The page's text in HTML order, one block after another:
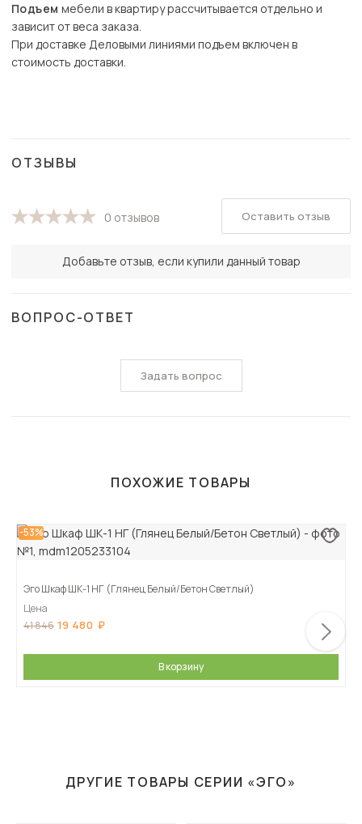
Подъем мебели в квартиру рассчитывается отдельно и
зависит от веса заказа.
При доставке Деловыми линиями подъем включен в
стоимость доставки.
ОТЗЫВЫ
0 отзывов
Добавьте отзыв, если купили данный товар
Оставить отзыв
ВОПРОС-ОТВЕТ
Задать вопрос
ПОХОЖИЕ ТОВАРЫ
-53%
Эго Шкаф ШК-1 НГ (Глянец Белый/Бетон Светлый)
Цена
41 846 19 480
В корзину
ДРУГИЕ ТОВАРЫ СЕРИИ «ЭГО»